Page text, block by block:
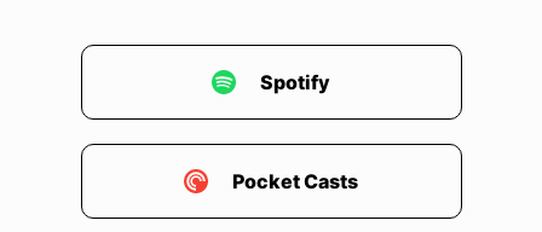
Spotify
Pocket Casts